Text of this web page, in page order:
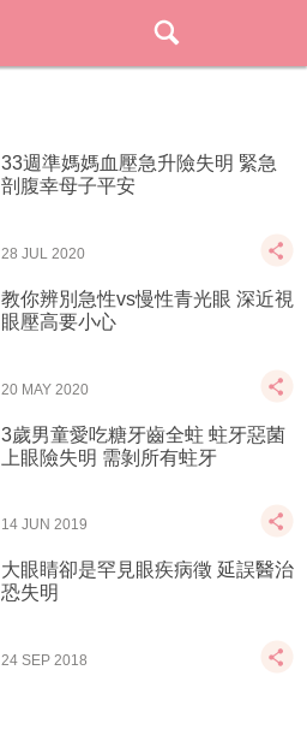
33週準媽媽血壓急升險失明 緊急
剖腹幸母子平安
28 JUL 2020
教你辨別急性vs慢性青光眼 深近視
眼壓高要小心
20 MAY 2020
3歲男童愛吃糖牙齒全蛀 蛀牙惡菌
上眼險失明 需剝所有蛀牙
14 JUN 2019
大眼睛卻是罕見眼疾病徵 延誤醫治
恐失明
24 SEP 2018